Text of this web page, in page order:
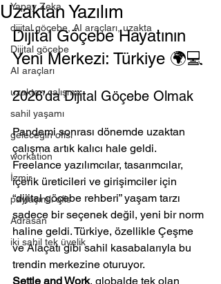
Yapay Zeka
dijital göçebe, AI araçları, uzakta
Dijital göçebe
AI araçları
uzaktan çalışma
sahil yaşamı
geleceğin ofisi
workation
İzmir
paylaşımlı ofis
Adrasan
iki sahil tek üyelik
Uzaktan Yazılım
Dijital Göçebe Hayatının
Yeni Merkezi: Türkiye 🌍💻
2026’da Dijital Göçebe Olmak
Pandemi sonrası dönemde uzaktan
çalışma artık kalıcı hale geldi.
Freelance yazılımcılar, tasarımcılar,
içerik üreticileri ve girişimciler için
“dijital göçebe rehberi” yaşam tarzı
sadece bir seçenek değil, yeni bir norm
haline geldi. Türkiye, özellikle Çeşme
ve Alaçatı gibi sahil kasabalarıyla bu
trendin merkezine oturuyor.
Settle and Work, globalde tek olan